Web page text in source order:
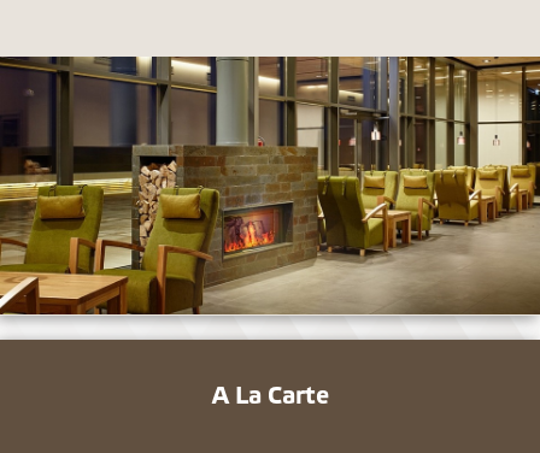
A La Carte